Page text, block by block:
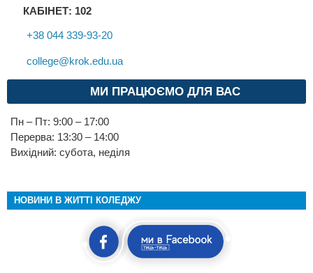
КАБІНЕТ: 102
+38 044 339-93-20
college@krok.edu.ua
МИ ПРАЦЮЄМО ДЛЯ ВАС
Пн – Пт: 9:00 – 17:00
Перерва: 13:30 – 14:00
Вихідний: субота, неділя
НОВИНИ В ЖИТТІ КОЛЕДЖУ